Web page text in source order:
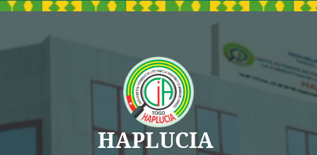
Skip
content
HAPLUCIA